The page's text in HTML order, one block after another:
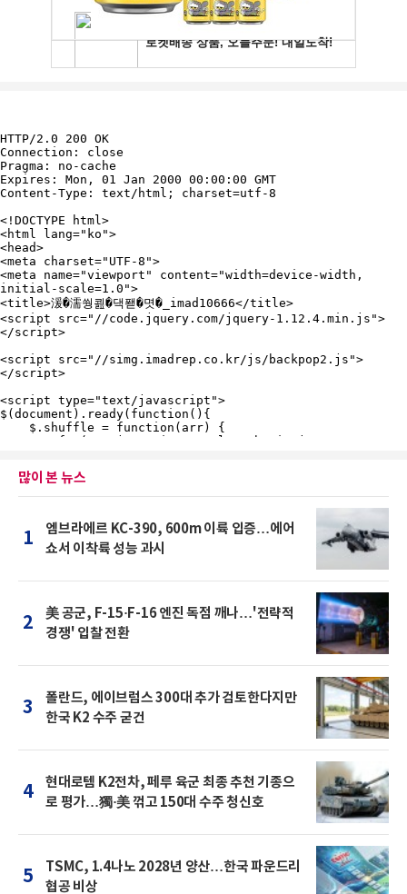
많이 본 뉴스
1
엠브라에르 KC-390, 600m 이륙 입증…에어
쇼서 이착륙 성능 과시
2
美 공군, F-15·F-16 엔진 독점 깨나…'전략적
경쟁' 입찰 전환
3
폴란드, 에이브럼스 300대 추가 검토한다지만
한국 K2 수주 굳건
4
현대로템 K2전차, 페루 육군 최종 추천 기종으
로 평가…獨·美 꺾고 150대 수주 청신호
5
TSMC, 1.4나노 2028년 양산…한국 파운드리
협공 비상